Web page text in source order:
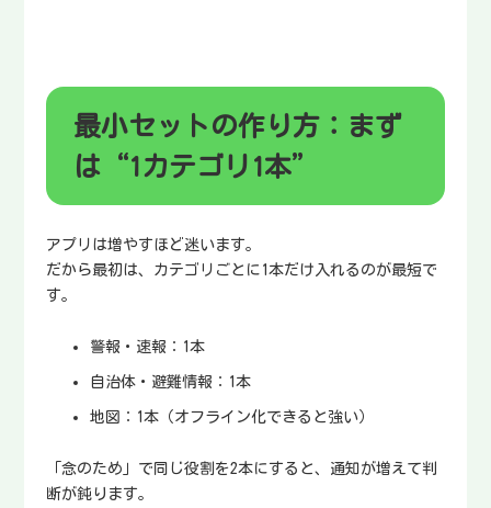
最小セットの作り方：まず
は“1カテゴリ1本”
アプリは増やすほど迷います。
だから最初は、カテゴリごとに1本だけ入れるのが最短で
す。
警報・速報：1本
自治体・避難情報：1本
地図：1本（オフライン化できると強い）
「念のため」で同じ役割を2本にすると、通知が増えて判
断が鈍ります。